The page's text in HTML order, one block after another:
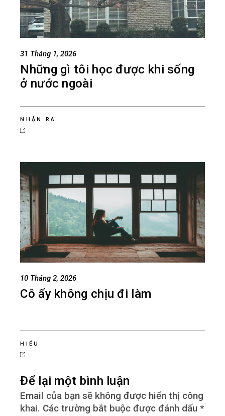
31 Tháng 1, 2026
Những gì tôi học được khi sống
ở nước ngoài
NHẬN RA
10 Tháng 2, 2026
Cô ấy không chịu đi làm
HIỂU
Để lại một bình luận
Email của bạn sẽ không được hiển thị công
khai. Các trường bắt buộc được đánh dấu*